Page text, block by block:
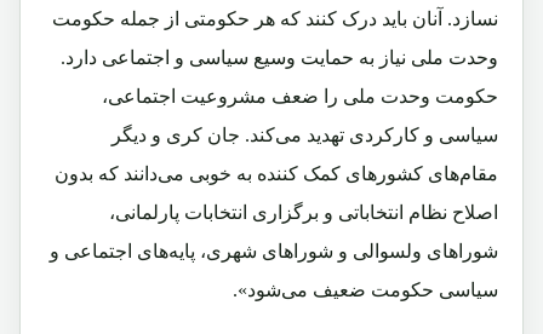
نسازد. آنان باید درک کنند که هر حکومتی از جمله حکومت
وحدت ملی نیاز به حمایت وسیع سیاسی و اجتماعی دارد.
حکومت وحدت ملی را ضعف مشروعیت اجتماعی،
سیاسی و کارکردی تهدید می‌کند. جان کری و دیگر
مقام‌های کشورهای کمک ‌کننده به خوبی می‌دانند که بدون
اصلاح نظام انتخاباتی و برگزاری انتخابات‌ پارلمانی،
شوراهای ولسوالی و شوراهای شهری، پایه‌های اجتماعی و
سیاسی حکومت ضعیف می‌شود».